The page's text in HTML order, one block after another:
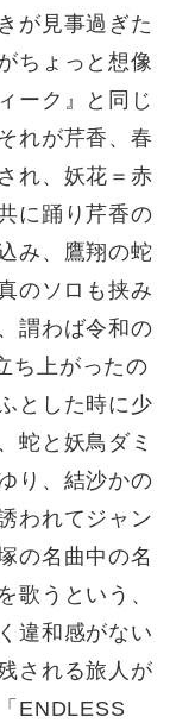
が見事過ぎた
ちょっと想像
ーク』と同じ
れが芹香、春
れ、妖花＝赤
に踊り芹香の
み、鷹翔の蛇
のソロも挟み
謂わば令和の
ち上がったの
とした時に少
蛇と妖鳥ダミ
り、結沙かの
われてジャン
の名曲中の名
歌うという、
違和感がない
される旅人が
ENDLESS